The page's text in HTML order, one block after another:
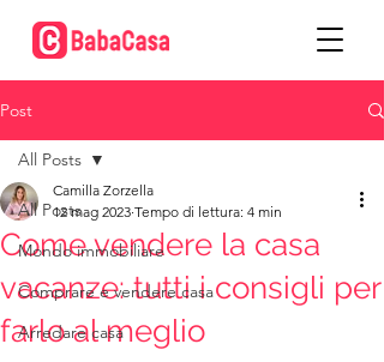
Post
All Posts
Mondo immobiliare
Comprare e vendere casa
Arredare casa
All Posts
Come vendere la casa
vacanze: tutti i consigli per
farlo al meglio
Camilla Zorzella
12 mag 2023 Tempo di lettura: 4 min